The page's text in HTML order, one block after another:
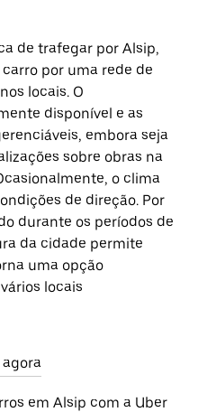
de trafegar por Alsip,
por uma rede de
locais. O
disponível e as
embora seja
sobre obras na
o clima
de direção. Por
durante os períodos de
da cidade permite
uma opção
locais
em Alsip com a Uber